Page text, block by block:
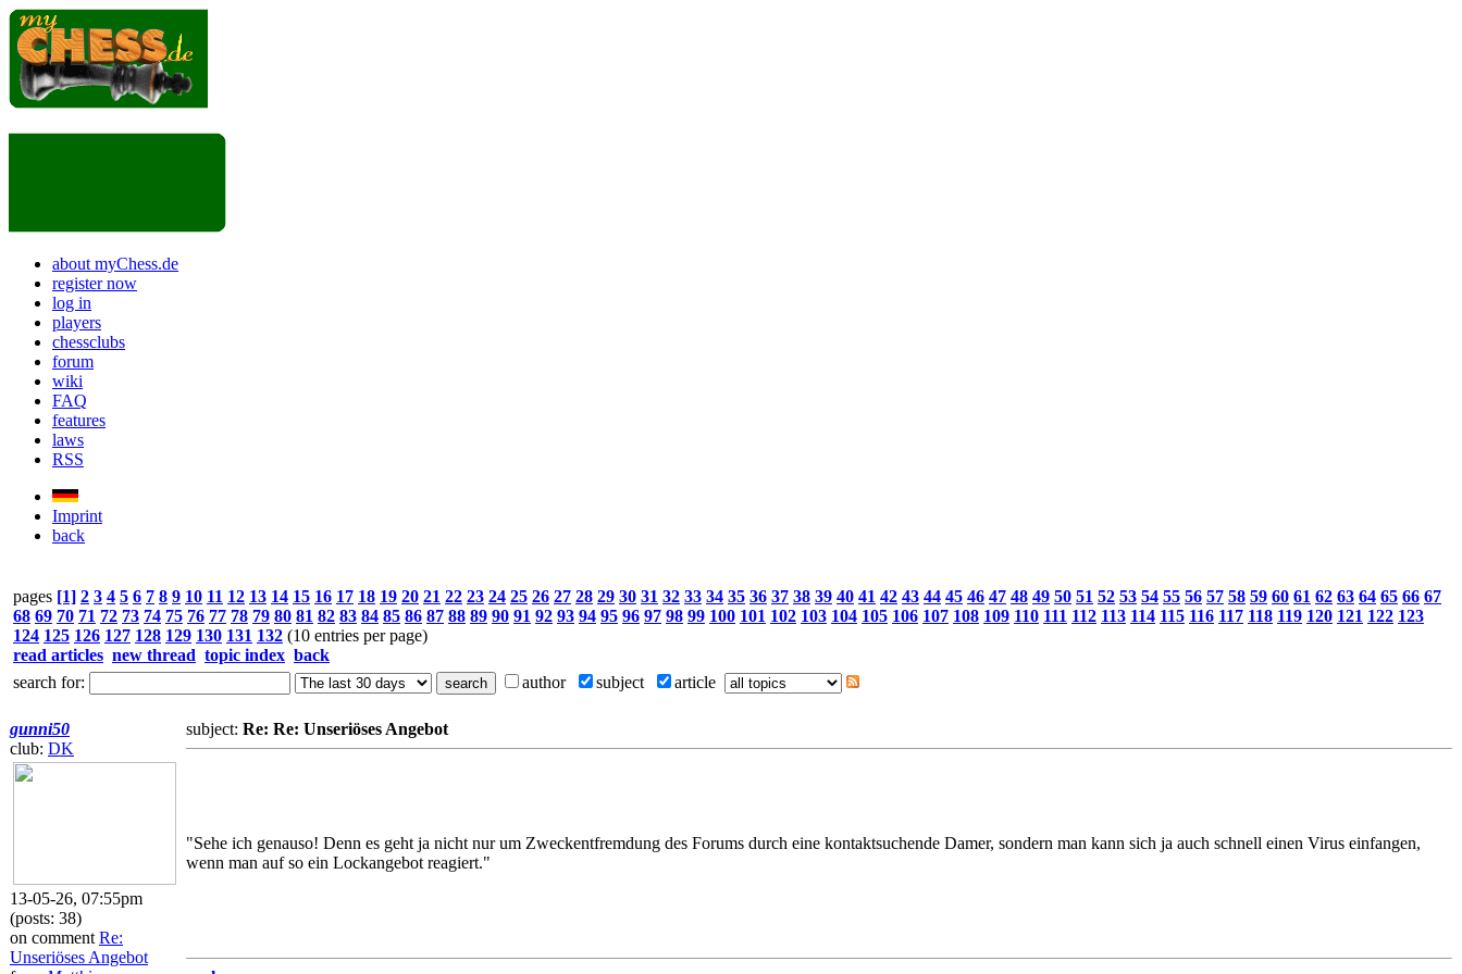
about myChess.de
register now
log in
players
chessclubs
forum
wiki
FAQ
features
laws
RSS
Imprint
back
pages [1] 2 3 4 5 6 7 8 9 10 11 12 13 14 15 16 17 18 19 20 21 22 23 24 25 26 27 28 29 30 31 32 33 34 35 36 37 38 39 40 41 42 43 44 45 46 47 48 49 50 51 52 53 54 55 56 57 58 59 60 61 62 63 64 65 66 67
68 69 70 71 72 73 74 75 76 77 78 79 80 81 82 83 84 85 86 87 88 89 90 91 92 93 94 95 96 97 98 99 100 101 102 103 104 105 106 107 108 109 110 111 112 113 114 115 116 117 118 119 120 121 122 123
124 125 126 127 128 129 130 131 132 (10 entries per page)
read articles new thread topic index back
search for:
author subject article
gunni50
club: DK
13-05-26, 07:55pm
(posts: 38)
on comment Re:
Unseriöses Angebot
subject: Re: Re: Unseriöses Angebot
"Sehe ich genauso! Denn es geht ja nicht nur um Zweckentfremdung des Forums durch eine kontaktsuchende Damer, sondern man kann sich ja auch schnell einen Virus einfangen,
wenn man auf so ein Lockangebot reagiert."